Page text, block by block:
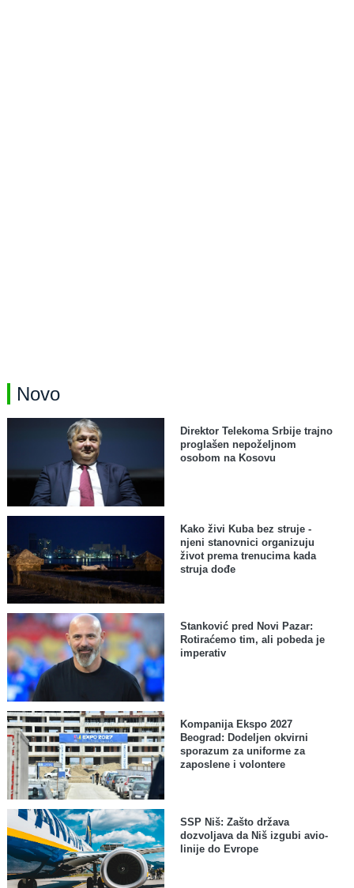
Novo
Direktor Telekoma Srbije trajno
proglašen nepoželjnom
osobom na Kosovu
Kako živi Kuba bez struje -
njeni stanovnici organizuju
život prema trenucima kada
struja dođe
Stanković pred Novi Pazar:
Rotiraćemo tim, ali pobeda je
imperativ
Kompanija Ekspo 2027
Beograd: Dodeljen okvirni
sporazum za uniforme za
zaposlene i volontere
SSP Niš: Zašto država
dozvoljava da Niš izgubi avio-
linije do Evrope